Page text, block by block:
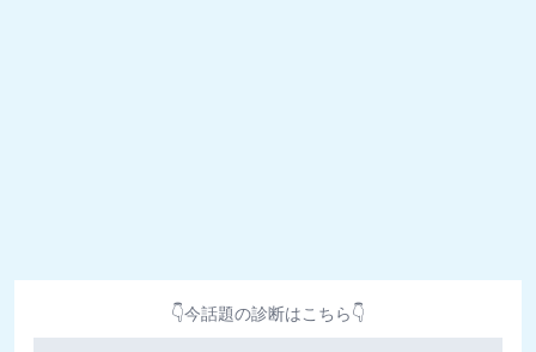
👇今話題の診断はこちら👇